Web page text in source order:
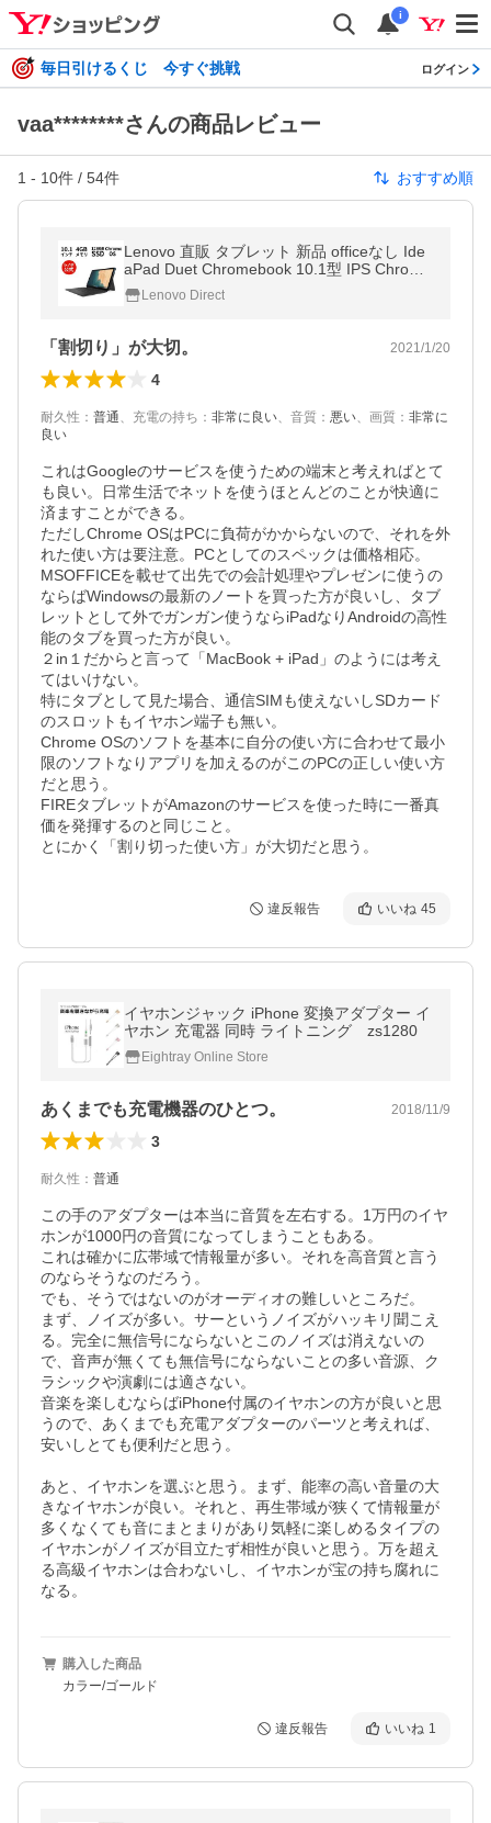
i
毎日引けるくじ 今すぐ挑戦 ログイン
vaa********さんの商品レビュー
1 - 10件 / 54件 おすすめ順
Lenovo 直販 タブレット 新品 officeなし Ide
aPad Duet Chromebook 10.1型 IPS Chrome
OS MediaTek Helio P60T 4GB 128GB eMM
C Lenovo Direct
「割切り」が大切。 2021/1/20
4
耐久性 ： 普通、 充電の持ち ： 非常に良い、 音質 ： 悪い、 画質 ： 非常に
良い
これはGoogleのサービスを使うための端末と考えればとて
も良い。日常生活でネットを使うほとんどのことが快適に
済ますことができる。
ただしChrome OSはPCに負荷がかからないので、それを外
れた使い方は要注意。PCとしてのスペックは価格相応。
MSOFFICEを載せて出先での会計処理やプレゼンに使うの
ならばWindowsの最新のノートを買った方が良いし、タブ
レットとして外でガンガン使うならiPadなりAndroidの高性
能のタブを買った方が良い。
２in１だからと言って「MacBook + iPad」のようには考え
てはいけない。
特にタブとして見た場合、通信SIMも使えないしSDカード
のスロットもイヤホン端子も無い。
Chrome OSのソフトを基本に自分の使い方に合わせて最小
限のソフトなりアプリを加えるのがこのPCの正しい使い方
だと思う。
FIREタブレットがAmazonのサービスを使った時に一番真
価を発揮するのと同じこと。
とにかく「割り切った使い方」が大切だと思う。
違反報告 いいね 45
イヤホンジャック iPhone 変換アダプター イ
ヤホン 充電器 同時 ライトニング zs1280
Eightray Online Store
あくまでも充電機器のひとつ。 2018/11/9
3
耐久性 ： 普通
この手のアダプターは本当に音質を左右する。1万円のイヤ
ホンが1000円の音質になってしまうこともある。
これは確かに広帯域で情報量が多い。それを高音質と言う
のならそうなのだろう。
でも、そうではないのがオーディオの難しいところだ。
まず、ノイズが多い。サーというノイズがハッキリ聞こえ
る。完全に無信号にならないとこのノイズは消えないの
で、音声が無くても無信号にならないことの多い音源、ク
ラシックや演劇には適さない。
音楽を楽しむならばiPhone付属のイヤホンの方が良いと思
うので、あくまでも充電アダプターのパーツと考えれば、
安いしとても便利だと思う。
あと、イヤホンを選ぶと思う。まず、能率の高い音量の大
きなイヤホンが良い。それと、再生帯域が狭くて情報量が
多くなくても音にまとまりがあり気軽に楽しめるタイプの
イヤホンがノイズが目立たず相性が良いと思う。万を超え
る高級イヤホンは合わないし、イヤホンが宝の持ち腐れに
なる。
購入した商品
カラー/ゴールド
違反報告 いいね 1